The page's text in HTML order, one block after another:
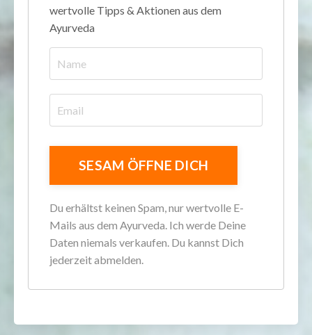
wertvolle Tipps & Aktionen aus dem
Ayurveda
Du erhältst keinen Spam, nur wertvolle E-
Mails aus dem Ayurveda. Ich werde Deine
Daten niemals verkaufen. Du kannst Dich
jederzeit abmelden.